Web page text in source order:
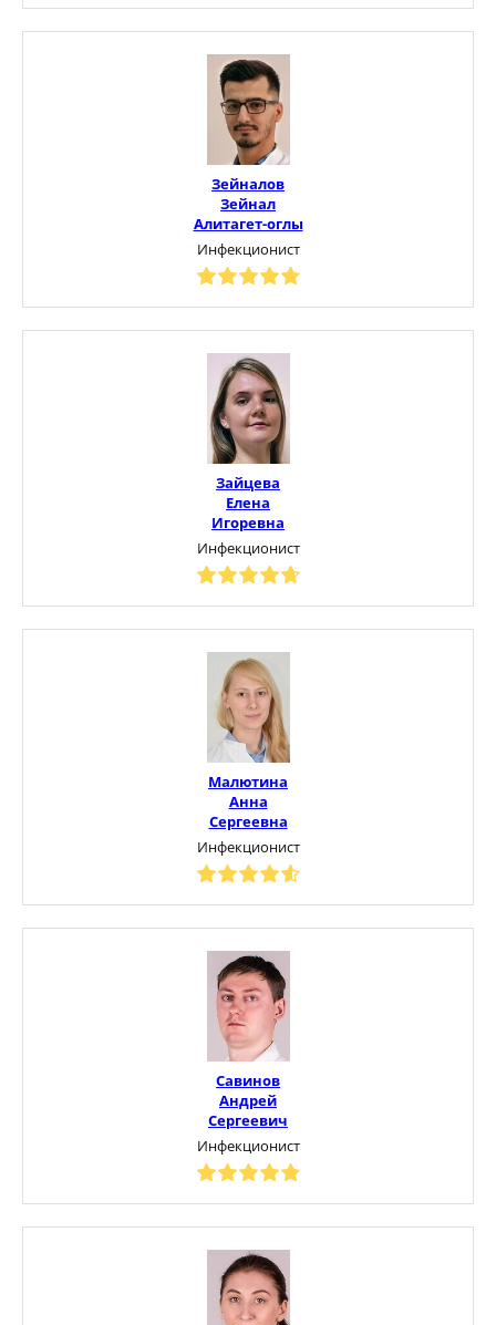
Зейналов
Зейнал
Алитагет-оглы
Инфекционист
Зайцева
Елена
Игоревна
Инфекционист
Малютина
Анна
Сергеевна
Инфекционист
Савинов
Андрей
Сергеевич
Инфекционист